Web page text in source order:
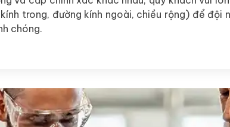
trong, đường kính ngoài, chiều rộng) để đội
chóng.